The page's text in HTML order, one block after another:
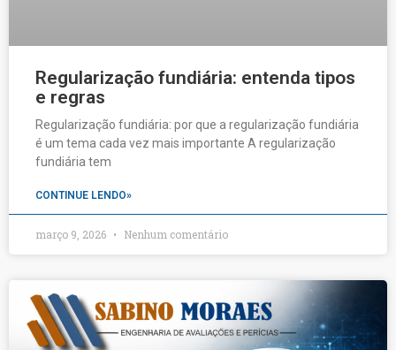
Regularização fundiária: entenda tipos
e regras
Regularização fundiária: por que a regularização fundiária
é um tema cada vez mais importante A regularização
fundiária tem
CONTINUE LENDO»
março 9, 2026 Nenhum comentário